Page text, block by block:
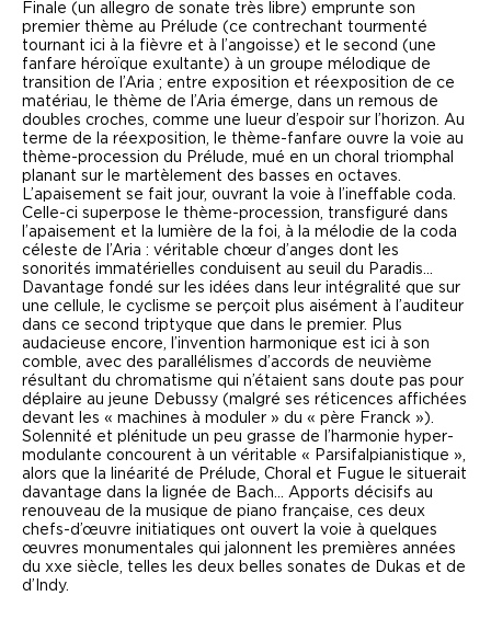
Finale (un allegro de sonate très libre) emprunte son
premier thème au Prélude (ce contrechant tourmenté
tournant ici à la fièvre et à l’angoisse) et le second (une
fanfare héroïque exultante) à un groupe mélodique de
transition de l’Aria ; entre exposition et réexposition de ce
matériau, le thème de l’Aria émerge, dans un remous de
doubles croches, comme une lueur d’espoir sur l’horizon. Au
terme de la réexposition, le thème-fanfare ouvre la voie au
thème-procession du Prélude, mué en un choral triomphal
planant sur le martèlement des basses en octaves.
L’apaisement se fait jour, ouvrant la voie à l’ineffable coda.
Celle-ci superpose le thème-procession, transfiguré dans
l’apaisement et la lumière de la foi, à la mélodie de la coda
céleste de l’Aria : véritable chœur d’anges dont les
sonorités immatérielles conduisent au seuil du Paradis…
Davantage fondé sur les idées dans leur intégralité que sur
une cellule, le cyclisme se perçoit plus aisément à l’auditeur
dans ce second triptyque que dans le premier. Plus
audacieuse encore, l’invention harmonique est ici à son
comble, avec des parallélismes d’accords de neuvième
résultant du chromatisme qui n’étaient sans doute pas pour
déplaire au jeune Debussy (malgré ses réticences affichées
devant les « machines à moduler » du « père Franck »).
Solennité et plénitude un peu grasse de l’harmonie hyper-
modulante concourent à un véritable « Parsifal pianistique »,
alors que la linéarité de Prélude, Choral et Fugue le situerait
davantage dans la lignée de Bach… Apports décisifs au
renouveau de la musique de piano française, ces deux
chefs-d’œuvre initiatiques ont ouvert la voie à quelques
œuvres monumentales qui jalonnent les premières années
du xxe siècle, telles les deux belles sonates de Dukas et de
d’Indy.